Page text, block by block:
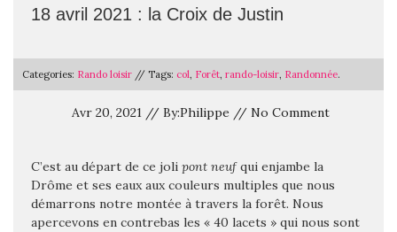
18 avril 2021 : la Croix de Justin
Categories: Rando loisir // Tags: col, Forêt, rando-loisir, Randonnée.
Avr 20, 2021 // By:Philippe // No Comment
C’est au départ de ce joli pont neufqui enjambe la
Drôme et ses eaux aux couleurs multiples que nous
démarrons notre montée à travers la forêt. Nous
apercevons en contrebas les « 40 lacets » qui nous sont